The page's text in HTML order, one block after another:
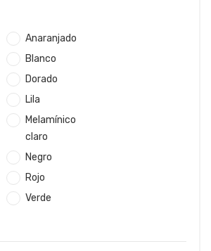
Anaranjado
Blanco
Dorado
Lila
Melamínico
claro
Negro
Rojo
Verde